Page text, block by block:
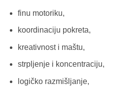
finu motoriku,
koordinaciju pokreta,
kreativnost i maštu,
strpljenje i koncentraciju,
logičko razmišljanje,